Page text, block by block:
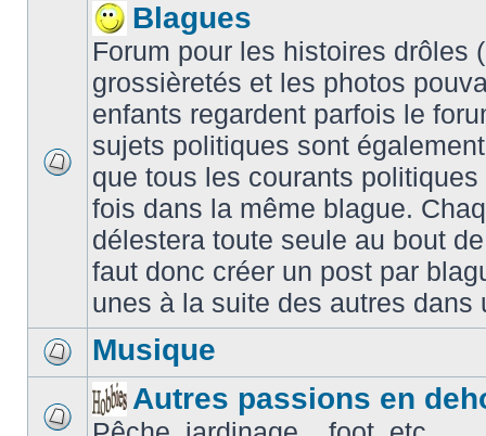
Blagues
Forum pour les histoires drôles
grossièretés et les photos
enfants regardent parfois le
sujets politiques sont
que tous les courants
fois dans la même blague.
délestera toute seule au bout
faut donc créer un post par
unes à la suite des autres dans
Musique
Autres passions en